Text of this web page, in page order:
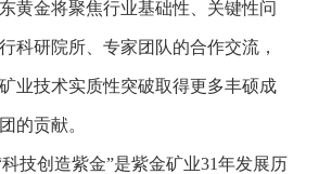
黄金将聚焦行业基础性、关键性问
科研院所、专家团队的合作交流，
业技术实质性突破取得更多丰硕成
的贡献。
创造紫金”是紫金矿业31年发展历